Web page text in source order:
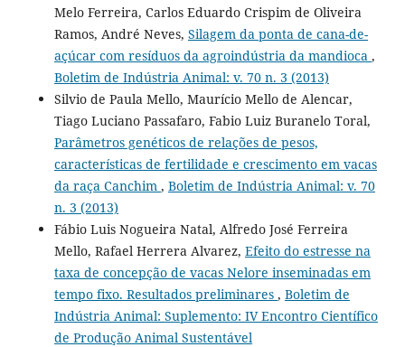
Melo Ferreira, Carlos Eduardo Crispim de Oliveira
Ramos, André Neves, Silagem da ponta de cana-de-
açúcar com resíduos da agroindústria da mandioca ,
Boletim de Indústria Animal: v. 70 n. 3 (2013)
Silvio de Paula Mello, Maurício Mello de Alencar,
Tiago Luciano Passafaro, Fabio Luiz Buranelo Toral,
Parâmetros genéticos de relações de pesos,
características de fertilidade e crescimento em vacas
da raça Canchim , Boletim de Indústria Animal: v. 70
n. 3 (2013)
Fábio Luis Nogueira Natal, Alfredo José Ferreira
Mello, Rafael Herrera Alvarez, Efeito do estresse na
taxa de concepção de vacas Nelore inseminadas em
tempo fixo. Resultados preliminares , Boletim de
Indústria Animal: Suplemento: IV Encontro Científico
de Produção Animal Sustentável